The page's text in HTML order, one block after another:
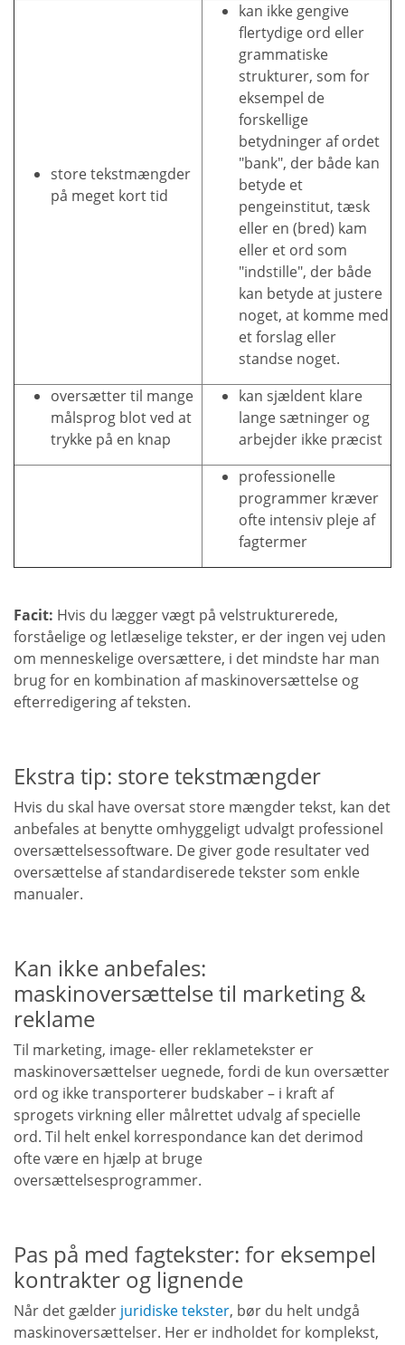
store tekstmængder
på meget kort tid
kan ikke gengive
flertydige ord eller
grammatiske
strukturer, som for
eksempel de
forskellige
betydninger af ordet
"bank", der både kan
betyde et
pengeinstitut, tæsk
eller en (bred) kam
eller et ord som
"indstille", der både
kan betyde at justere
noget, at komme med
et forslag eller
standse noget.
oversætter til mange
målsprog blot ved at
trykke på en knap
kan sjældent klare
lange sætninger og
arbejder ikke præcist
professionelle
programmer kræver
ofte intensiv pleje af
fagtermer
Facit: Hvis du lægger vægt på velstrukturerede,
forståelige og letlæselige tekster, er der ingen vej uden
om menneskelige oversættere, i det mindste har man
brug for en kombination af maskinoversættelse og
efterredigering af teksten.
Ekstra tip: store tekstmængder
Hvis du skal have oversat store mængder tekst, kan det
anbefales at benytte omhyggeligt udvalgt professionel
oversættelsessoftware. De giver gode resultater ved
oversættelse af standardiserede tekster som enkle
manualer.
Kan ikke anbefales:
maskinoversættelse til marketing &
reklame
Til marketing, image- eller reklametekster er
maskinoversættelser uegnede, fordi de kun oversætter
ord og ikke transporterer budskaber – i kraft af
sprogets virkning eller målrettet udvalg af specielle
ord. Til helt enkel korrespondance kan det derimod
ofte være en hjælp at bruge
oversættelsesprogrammer.
Pas på med fagtekster: for eksempel
kontrakter og lignende
Når det gælder juridiske tekster, bør du helt undgå
maskinoversættelser. Her er indholdet for komplekst,